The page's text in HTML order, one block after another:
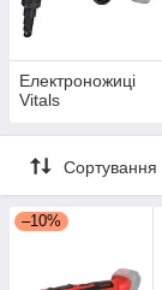
Електроножиці
Vitals
Сортування
–10%